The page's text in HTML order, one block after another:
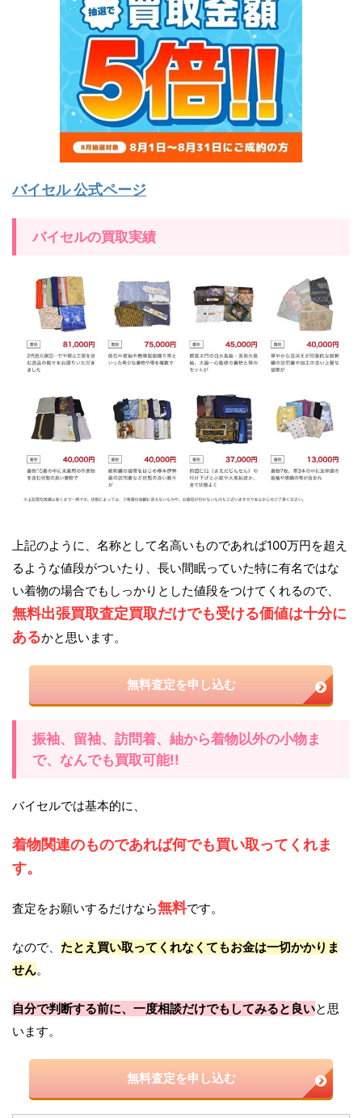
バイセル 公式ページ
バイセルの買取実績
上記のように、名称として名高いものであれば100万円を超え
るような値段がついたり、長い間眠っていた特に有名ではな
い着物の場合でもしっかりとした値段をつけてくれるので、
無料出張買取査定買取だけでも受ける価値は十分に
あるかと思います。
無料査定を申し込む
振袖、留袖、訪問着、紬から着物以外の小物ま
で、なんでも買取可能!!
バイセルでは基本的に、
着物関連のものであれば何でも買い取ってくれま
す。
査定をお願いするだけなら無料です。
なので、 たとえ買い取ってくれなくてもお金は一切かかりま
せん。
自分で判断する前に、一度相談だけでもしてみると良いと思
います。
無料査定を申し込む